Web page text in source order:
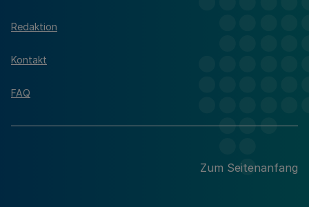
Redaktion
Kontakt
FAQ
Zum Seitenanfang